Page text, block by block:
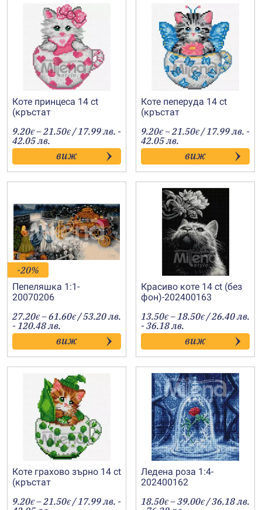
Коте принцеса 14 ct
(кръстат
9.20€ –21.50€Price
range:
9.20€
through
21.50€
/ 17.99 лв. -
42.05 лв.
виж
Коте пеперуда 14 ct
(кръстат
9.20€ –21.50€Price
range:
9.20€
through
21.50€
/ 17.99 лв. -
42.05 лв.
виж
-20%
Пепеляшка 1:1-
20070206
27.20€ –61.60€Price
range:
27.20€
through
61.60€
/ 53.20 лв.
- 120.48 лв.
виж
Красиво коте 14 ct (без
фон)-202400163
13.50€ –18.50€Price
range:
13.50€
through
18.50€
/ 26.40 лв.
- 36.18 лв.
виж
Коте грахово зърно 14 ct
(кръстат
9.20€ –21.50€Price
/ 17.99 лв. -
Ледена роза 1:4-
202400162
18.50€ –39.00€Price
/ 36.18 лв.